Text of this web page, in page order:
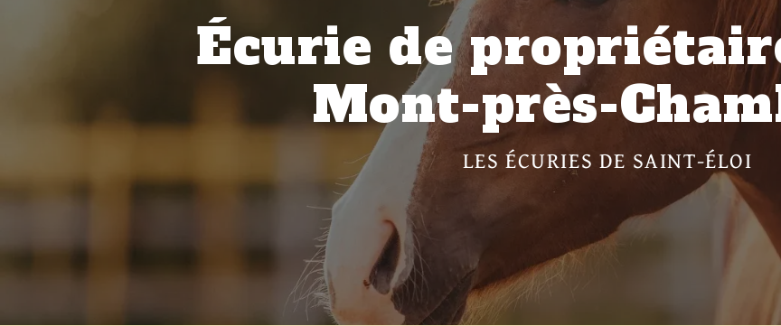
Écurie de
Mont-près-
LES ÉCURIES DE SAINT-ÉLOI